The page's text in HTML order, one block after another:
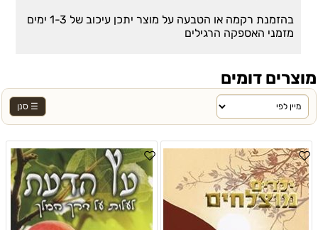
בהזמנת רקמה או הטבעה על מוצר יתכן עיכוב של 1-3 ימים
מזמני האספקה הרגילים
מוצרים דומים
☰ סנן